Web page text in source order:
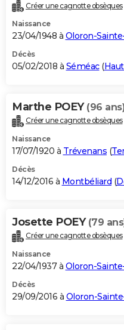
Créer une cagnotte obsèques
Naissance
23/04/1948 à Oloron-
Décès
05/02/2018 à Séméac(
Marthe POEY (96
Créer une cagnotte obsèques
Naissance
17/07/1920 à Trévenans (
Décès
14/12/2016 à Montbéliard (
Josette POEY (79
Créer une cagnotte obsèques
Naissance
22/04/1937 à Oloron-
Décès
29/09/2016 à Oloron-